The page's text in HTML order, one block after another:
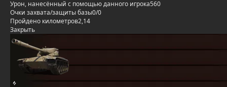
Урон, нанесённый с помощью данного игрока560
Очки захвата/защиты базы0/0
Пройдено километров2,14
Закрыть